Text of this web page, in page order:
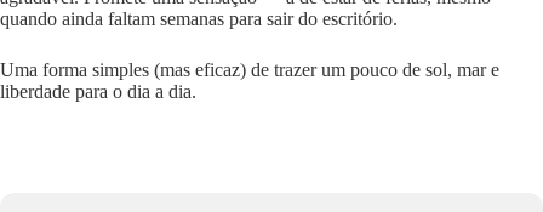
quando ainda faltam semanas para sair do escritório.
Uma forma simples (mas eficaz) de trazer um pouco de sol, mar e
liberdade para o dia a dia.